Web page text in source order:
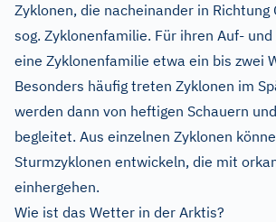
Zyklonen, die nacheinander in Richtung
sog. Zyklonenfamilie. Für ihren Auf-
eine Zyklonenfamilie etwa ein bis zwei
Besonders häufig treten Zyklonen im
werden dann von heftigen Schauern
begleitet. Aus einzelnen Zyklonen
Sturmzyklonen entwickeln, die mit
einhergehen.
Wie ist das Wetter in der Arktis?